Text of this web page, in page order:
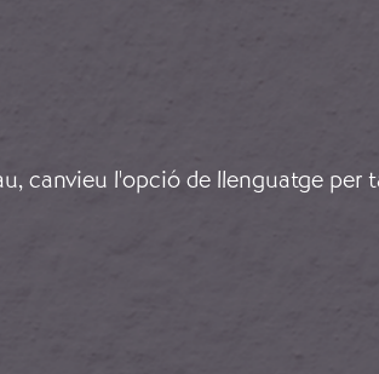
canvieu l'opció de llenguatge